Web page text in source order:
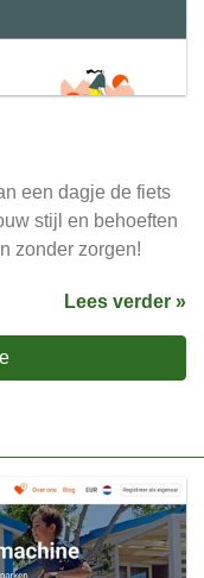
een dagje de fiets
stijl en behoeften
zonder zorgen!
Lees verder »